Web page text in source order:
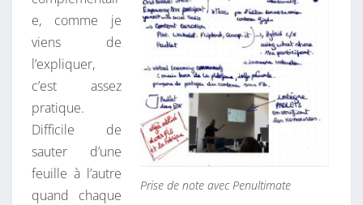
Prise de note avec Penultimate
e, comme je
viens de
l’expliquer,
c’est assez
pratique.
Difficile de
sauter d’une
feuille à l’autre
quand chaque